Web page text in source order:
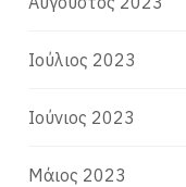
Ιούλιος 2023
Ιούνιος 2023
Μάιος 2023